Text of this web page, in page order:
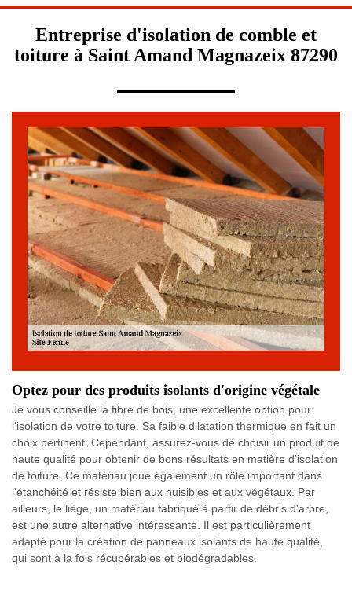
Entreprise d'isolation de comble et
toiture à Saint Amand Magnazeix 87290
Optez pour des produits isolants d'origine végétale
Je vous conseille la fibre de bois, une excellente option pour
l'isolation de votre toiture. Sa faible dilatation thermique en fait un
choix pertinent. Cependant, assurez-vous de choisir un produit de
haute qualité pour obtenir de bons résultats en matière d'isolation
de toiture. Ce matériau joue également un rôle important dans
l'étanchéité et résiste bien aux nuisibles et aux végétaux. Par
ailleurs, le liège, un matériau fabriqué à partir de débris d'arbre,
est une autre alternative intéressante. Il est particulièrement
adapté pour la création de panneaux isolants de haute qualité,
qui sont à la fois récupérables et biodégradables.